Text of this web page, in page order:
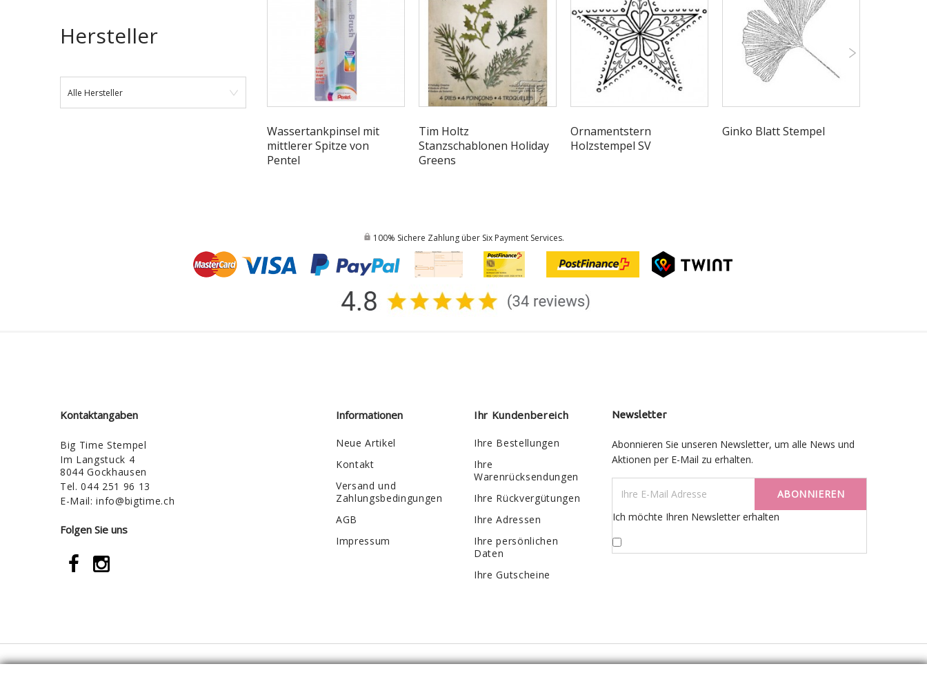
Wassertankpinsel mit
mittlerer Spitze von
Pentel
Tim Holtz
Stanzschablonen Holiday
Greens
Ornamentstern
Holzstempel SV
Ginko Blatt Stempel
Hersteller
Alle Hersteller
100% Sichere Zahlung über Six Payment Services.
Kontaktangaben
Big Time Stempel
Im Langstuck 4
8044 Gockhausen
Tel.044 251 96 13
E-Mail:info@bigtime.ch
Folgen Sie uns
Informationen
Neue Artikel
Kontakt
Versand und
Zahlungsbedingungen
AGB
Impressum
Ihr Kundenbereich
Ihre Bestellungen
Ihre
Warenrücksendungen
Ihre Rückvergütungen
Ihre Adressen
Ihre persönlichen
Daten
Ihre Gutscheine
Newsletter
Abonnieren Sie unseren Newsletter, um alle News und
Aktionen per E-Mail zu erhalten.
ABONNIEREN
Ich möchte Ihren Newsletter erhalten